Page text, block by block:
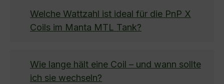
Welche Wattzahl ist ideal für die PnP X
Coils im Manta MTL Tank?
Wie lange hält eine Coil – und wann sollte
ich sie wechseln?